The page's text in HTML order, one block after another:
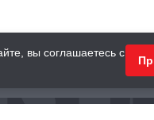
ПОДАРКИ
вы соглашаетесь с